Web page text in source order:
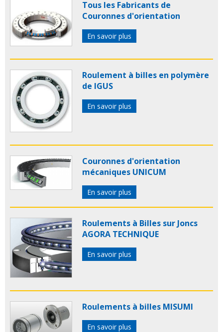
Tous les Fabricants de
Couronnes d'orientation
En savoir plus
Roulement à billes en polymère
de IGUS
En savoir plus
Couronnes d'orientation
mécaniques UNICUM
En savoir plus
Roulements à Billes sur Joncs
AGORA TECHNIQUE
En savoir plus
Roulements à billes MISUMI
En savoir plus